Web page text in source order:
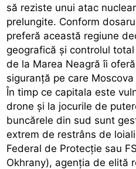
să reziste unui atac
prelungite. Conform
preferă această regiune
geografică și controlul
de la Marea Neagră îi
siguranță pe care
În timp ce capitala este
drone și la jocurile de
buncărele din sud sunt
extrem de restrâns de
Federal de Protecție sau
Okhrany), agenția de elită